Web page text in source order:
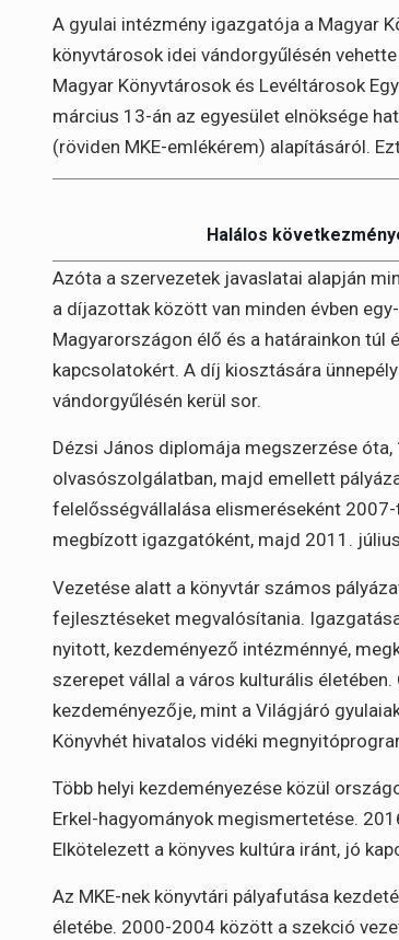
A gyulai intézmény igazgatója a Magyar
könyvtárosok idei vándorgyűlésén
Magyar Könyvtárosok és Levéltárosok
március 13-án az egyesület elnöksége
(röviden MKE-emlékérem) alapításáról.
Halálos
Azóta a szervezetek javaslatai alapján
a díjazottak között van minden évben
Magyarországon élő és a határainkon
kapcsolatokért. A díj kiosztására
vándorgyűlésén kerül sor.
Dézsi János diplomája megszerzése
olvasószolgálatban, majd emellett
felelősségvállalása elismeréseként
megbízott igazgatóként, majd 2011.
Vezetése alatt a könyvtár számos
fejlesztéseket megvalósítania.
nyitott, kezdeményező intézménnyé,
szerepet vállal a város kulturális
kezdeményezője, mint a Világjáró
Könyvhét hivatalos vidéki
Több helyi kezdeményezése közül
Erkel-hagyományok megismertetése.
Elkötelezett a könyves kultúra iránt, jó
Az MKE-nek könyvtári pályafutása
életébe. 2000-2004 között a szekció